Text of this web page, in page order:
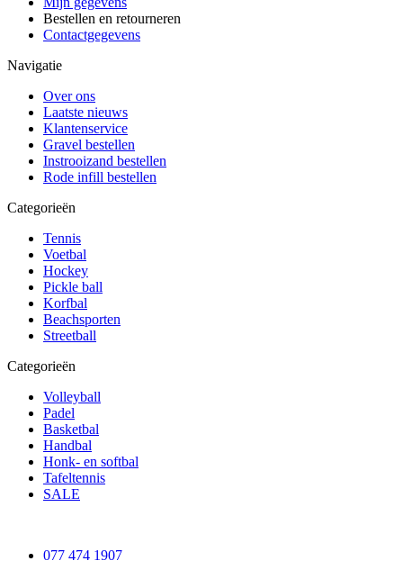
Bestellen en retourneren
Contactgegevens
Navigatie
Over ons
Laatste nieuws
Klantenservice
Gravel bestellen
Instrooizand bestellen
Rode infill bestellen
Categorieën
Tennis
Voetbal
Hockey
Pickle ball
Korfbal
Beachsporten
Streetball
Categorieën
Volleyball
Padel
Basketbal
Handbal
Honk- en softbal
Tafeltennis
SALE
077 474 1907